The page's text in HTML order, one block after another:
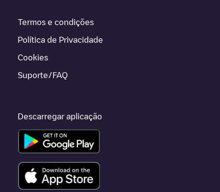
Termos e condições
Política de Privacidade
Cookies
Suporte/FAQ
Descarregar aplicação